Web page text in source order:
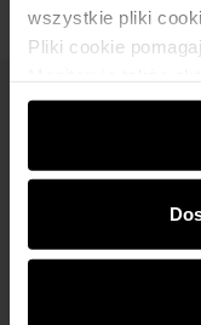
wszystkie pliki
Pliki cookie
wyświetlać im
rekomendacje
najnowszych
partnerom
analitycznym.
podczas